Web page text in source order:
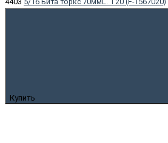
Купить